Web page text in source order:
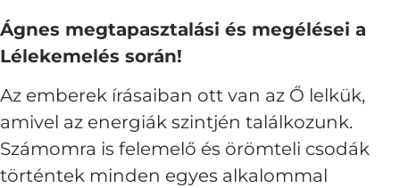
Ágnes megtapasztalási és megélései a
Lélekemelés során!
Az emberek írásaiban ott van az Ő lelkük,
amivel az energiák szintjén találkozunk.
Számomra is felemelő és örömteli csodák
történtek minden egyes alkalommal